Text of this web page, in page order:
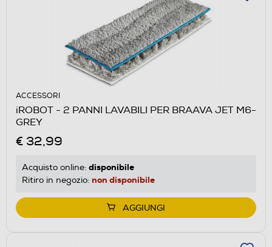
ACCESSORI
iROBOT - 2 PANNI LAVABILI PER BRAAVA JET M6-
GREY
€ 32,99
Acquisto online: disponibile
Ritiro in negozio: non disponibile
AGGIUNGI